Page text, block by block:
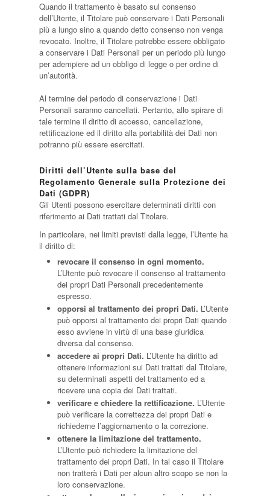
Quando il trattamento è basato sul consenso
dell’Utente, il Titolare può conservare i Dati Personali
più a lungo sino a quando detto consenso non venga
revocato. Inoltre, il Titolare potrebbe essere obbligato
a conservare i Dati Personali per un periodo più lungo
per adempiere ad un obbligo di legge o per ordine di
un’autorità.
Al termine del periodo di conservazione i Dati
Personali saranno cancellati. Pertanto, allo spirare di
tale termine il diritto di accesso, cancellazione,
rettificazione ed il diritto alla portabilità dei Dati non
potranno più essere esercitati.
Diritti dell’Utente sulla base del
Regolamento Generale sulla Protezione dei
Dati (GDPR)
Gli Utenti possono esercitare determinati diritti con
riferimento ai Dati trattati dal Titolare.
In particolare, nei limiti previsti dalla legge, l’Utente ha
il diritto di:
revocare il consenso in ogni momento.
L’Utente può revocare il consenso al trattamento
dei propri Dati Personali precedentemente
espresso.
opporsi al trattamento dei propri Dati. L’Utente
può opporsi al trattamento dei propri Dati quando
esso avviene in virtù di una base giuridica
diversa dal consenso.
accedere ai propri Dati. L’Utente ha diritto ad
ottenere informazioni sui Dati trattati dal Titolare,
su determinati aspetti del trattamento ed a
ricevere una copia dei Dati trattati.
verificare e chiedere la rettificazione. L’Utente
può verificare la correttezza dei propri Dati e
richiederne l’aggiornamento o la correzione.
ottenere la limitazione del trattamento.
L’Utente può richiedere la limitazione del
trattamento dei propri Dati. In tal caso il Titolare
non tratterà i Dati per alcun altro scopo se non la
loro conservazione.